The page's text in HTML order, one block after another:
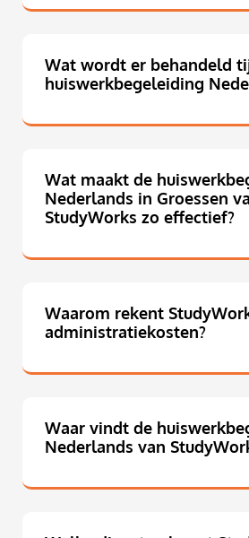
Wat wordt er behandeld
huiswerkbegeleiding
Wat maakt de
Nederlands in Groessen
StudyWorks zo effectief?
Waarom rekent
administratiekosten?
Waar vindt de
Nederlands van